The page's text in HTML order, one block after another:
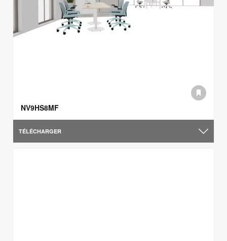
NV9HS8MF
TÉLÉCHARGER